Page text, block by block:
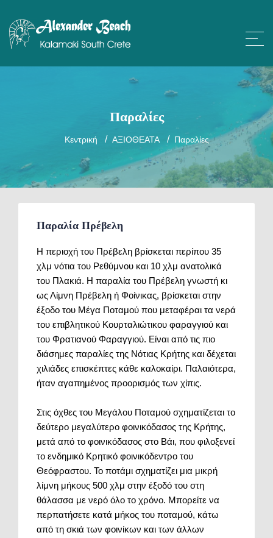
Παραλίες
Κεντρική ΑΞΙΟΘΕΑΤΑ Παραλίες
Παραλία Πρέβελη
Η περιοχή του Πρέβελη βρίσκεται περίπου 35
χλμ νότια του Ρεθύμνου και 10 χλμ ανατολικά
του Πλακιά. Η παραλία του Πρέβελη γνωστή κι
ως Λίμνη Πρέβελη ή Φοίνικας, βρίσκεται στην
έξοδο του Μέγα Ποταμού που μεταφέραι τα νερά
του επιβλητικού Κουρταλιώτικου φαραγγιού και
του Φρατιανού Φαραγγιού. Είναι από τις πιο
διάσημες παραλίες της Νότιας Κρήτης και δέχεται
χιλιάδες επισκέπτες κάθε καλοκαίρι. Παλαιότερα,
ήταν αγαπημένος προορισμός των χίπις.
Στις όχθες του Μεγάλου Ποταμού σχηματίζεται το
δεύτερο μεγαλύτερο φοινικόδασος της Κρήτης,
μετά από το φοινικόδασος στο Βάι, που φιλοξενεί
το ενδημικό Κρητικό φοινικόδεντρο του
Θεόφραστου. Το ποτάμι σχηματίζει μια μικρή
λίμνη μήκους 500 χλμ στην έξοδό του στη
θάλασσα με νερό όλο το χρόνο. Μπορείτε να
περπατήσετε κατά μήκος του ποταμού, κάτω
από τη σκιά των φοινίκων και των άλλων